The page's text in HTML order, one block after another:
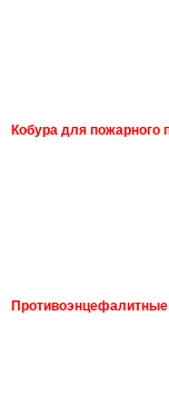
Кобура для пожарного